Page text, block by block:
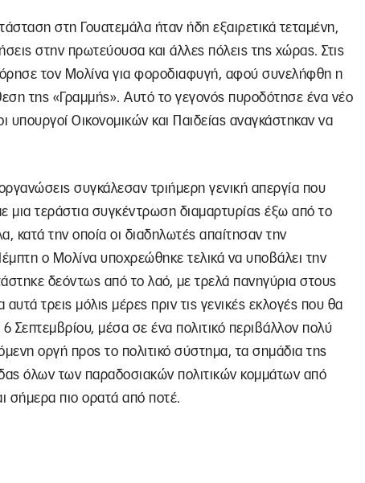
στη Γουατεμάλα ήταν ήδη εξαιρετικά τεταμένη,
στην πρωτεύουσα και άλλες πόλεις της χώρας. Στις
τον Μολίνα για φοροδιαφυγή, αφού συνελήφθη η
της «Γραμμής». Αυτό το γεγονός πυροδότησε ένα νέο
Οικονομικών και Παιδείας αναγκάστηκαν να
συγκάλεσαν τριήμερη γενική απεργία που
μια τεράστια συγκέντρωση διαμαρτυρίας έξω από το
κατά την οποία οι διαδηλωτές απαίτησαν την
ο Μολίνα υποχρεώθηκε τελικά να υποβάλει την
δεόντως από το λαό, με τρελά πανηγύρια στους
αυτά τρεις μόλις μέρες πριν τις γενικές εκλογές που θα
Σεπτεμβρίου, μέσα σε ένα πολιτικό περιβάλλον πολύ
οργή προς το πολιτικό σύστημα, τα σημάδια της
όλων των παραδοσιακών πολιτικών κομμάτων από
σήμερα πιο ορατά από ποτέ.